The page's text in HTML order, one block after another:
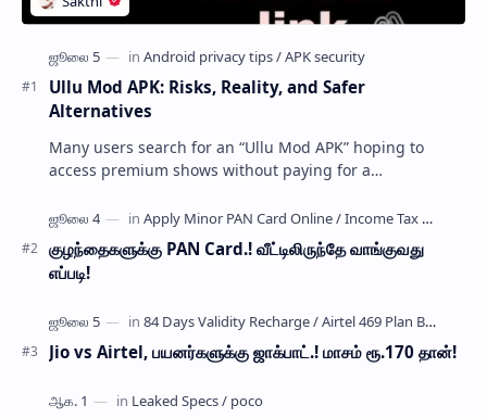
Ullu Mod APK: Risks, Reality, and Safer
Alternatives
Many users search for an “Ullu Mod APK” hoping to
access premium shows without paying for a
…
குழந்தைகளுக்கு PAN Card.! வீட்டிலிருந்தே வாங்குவது
எப்படி!
Jio vs Airtel, பயனர்களுக்கு ஜாக்பாட்.! மாசம் ரூ.170 தான்!